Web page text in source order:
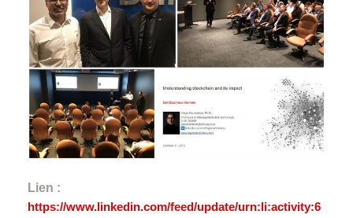
Lien :
https://www.linkedin.com/feed/update/urn:li:activity:6